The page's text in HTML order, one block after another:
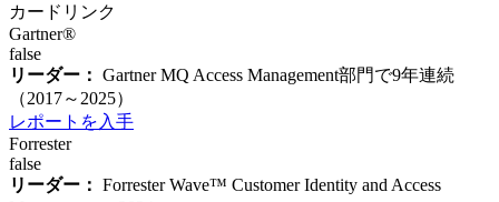
カードリンク
Gartner®
false
リーダー： Gartner MQ Access Management部門で9年連続
（2017～2025）
レポートを入手
Forrester
false
リーダー： Forrester Wave™ Customer Identity and Access